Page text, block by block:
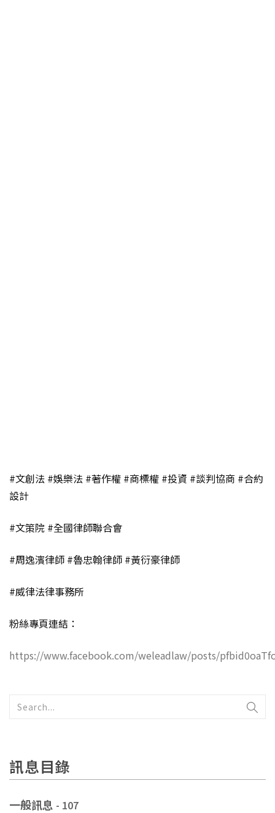
#文創法 #娛樂法 #著作權 #商標權 #投資 #談判協商 #合約
設計
#文策院 #全國律師聯合會
#周逸濱律師 #魯忠翰律師 #黃衍豪律師
#威律法律事務所
粉絲專頁連結：
https://www.facebook.com/weleadlaw/posts/
訊息目錄
一般訊息 - 107